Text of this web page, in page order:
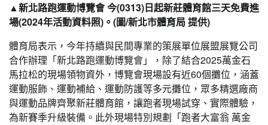
▲新北路跑運動博覽會 今(0313)日起新莊體育館三天免費進
場(2024年活動資料照)。(圖/新北市體育局 提供)
體育局表示，今年持續與民間專業的策展單位展盟展覽公司
合作辦理「新北路跑運動博覽會」，除了結合2025萬金石
馬拉松的現場領物資外，博覽會現場設有近60個攤位，涵蓋
運動服飾、運動補給、運動防護等多元攤位，眾多精選廠商
與運動品牌齊聚新莊體育館，讓跑者現場試穿、實際體驗，
為新賽季升級裝備。此外現場特別規劃「跑者大富翁 萬金